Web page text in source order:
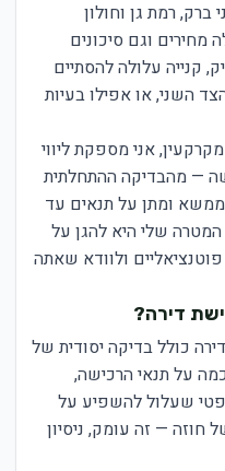
ברק, רמת גן וחולון
וגם סיכונים
קנייה עלולה להסתיים
השני, או אפילו בעיות
אני מספקת ליווי
— מהבדיקה ההתחלתית
ומתן על תנאים עד
שלי היא להגן על
ולוודא שאתה
דירה?
כולל בדיקה יסודית של
על תנאי הרכישה,
שעלול להשפיע על
חוזה — זה עומק, ניסיון